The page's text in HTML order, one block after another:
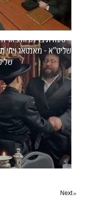
סעודת בר מצוה פאר
שליט"א - מאנטאג ויחי
Next »